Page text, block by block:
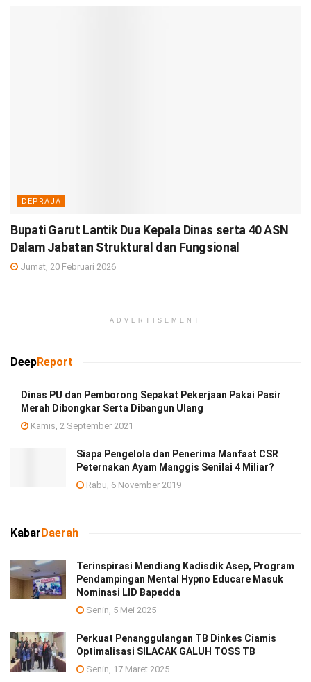
DEPRAJA
Bupati Garut Lantik Dua Kepala Dinas serta 40 ASN
Dalam Jabatan Struktural dan Fungsional
Jumat, 20 Februari 2026
ADVERTISEMENT
DeepReport
Dinas PU dan Pemborong Sepakat Pekerjaan Pakai Pasir
Merah Dibongkar Serta Dibangun Ulang
Kamis, 2 September 2021
Siapa Pengelola dan Penerima Manfaat CSR
Peternakan Ayam Manggis Senilai 4 Miliar?
Rabu, 6 November 2019
KabarDaerah
Terinspirasi Mendiang Kadisdik Asep, Program
Pendampingan Mental Hypno Educare Masuk
Nominasi LID Bapedda
Senin, 5 Mei 2025
Perkuat Penanggulangan TB Dinkes Ciamis
Optimalisasi SILACAK GALUH TOSS TB
Senin, 17 Maret 2025